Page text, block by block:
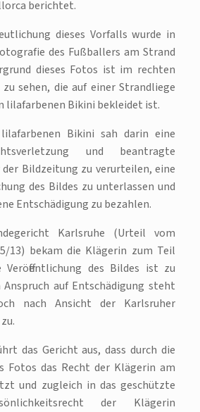
berichtet.
dieses Vorfalls wurde in
des Fußballers am Strand
dieses Fotos ist im rechten
sehen, die auf einer Strandliege
lilafarbenen Bikini bekleidet ist.
Bikini sah darin eine
und beantragte
der Bildzeitung zu verurteilen, eine
des Bildes zu unterlassen und
Entschädigung zu bezahlen.
Karlsruhe (Urteil vom
13) bekam die Klägerin zum Teil
des Bildes ist zu
auf Entschädigung steht
nach Ansicht der Karlsruher
das Gericht aus, dass durch die
Fotos das Recht der Klägerin am
und zugleich in das geschützte
der Klägerin